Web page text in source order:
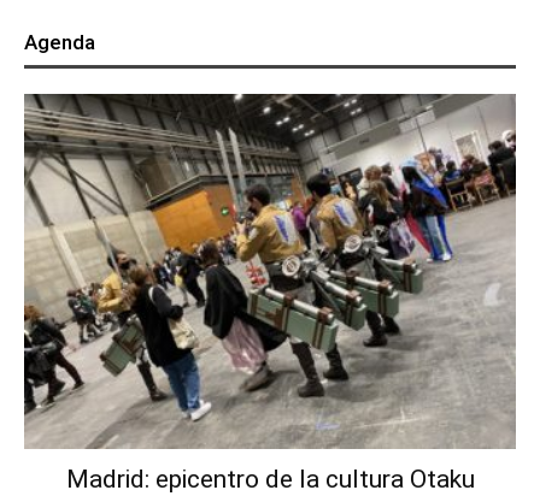
Agenda
Madrid: epicentro de la cultura Otaku